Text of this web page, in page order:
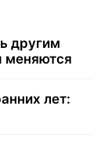
другим
меняются
лет: